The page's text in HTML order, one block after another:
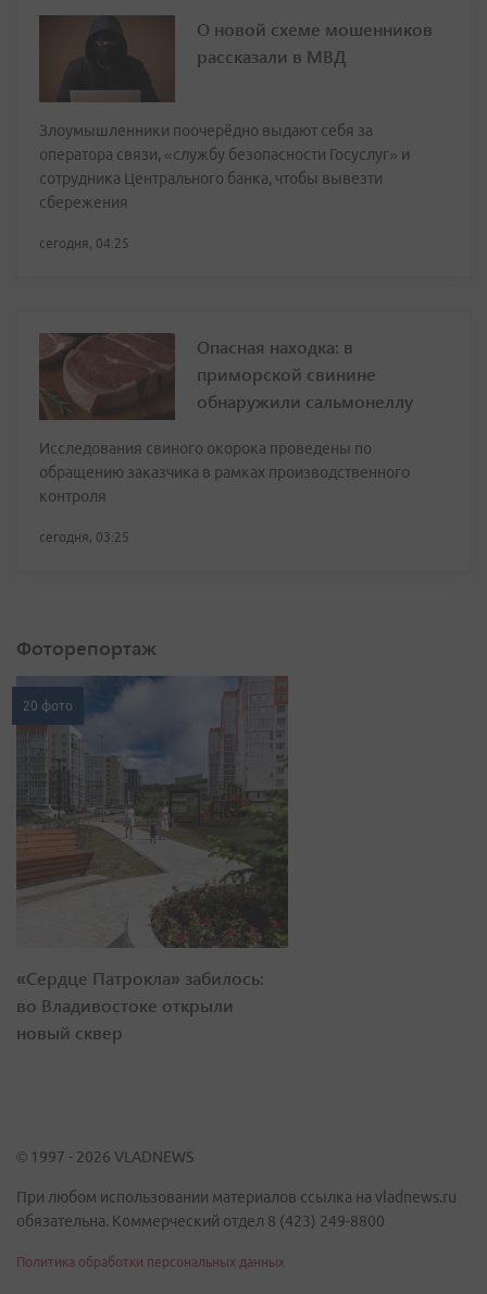
О новой схеме мошенников
рассказали в МВД
Злоумышленники поочерёдно выдают себя за
оператора связи, «службу безопасности Госуслуг» и
сотрудника Центрального банка, чтобы вывезти
сбережения
сегодня, 04:25
Опасная находка: в
приморской свинине
обнаружили сальмонеллу
Исследования свиного окорока проведены по
обращению заказчика в рамках производственного
контроля
сегодня, 03:25
Фоторепортаж
20 фото
«Сердце Патрокла» забилось:
во Владивостоке открыли
новый сквер
© 1997 - 2026 VLADNEWS
При любом использовании материалов ссылка на vladnews.ru
обязательна. Коммерческий отдел 8 (423) 249-8800
Политика обработки персональных данных